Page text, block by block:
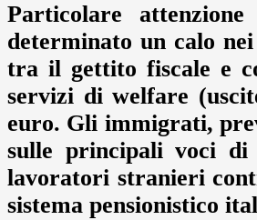
Particolare
determinato un calo
tra il gettito fiscale e
servizi di welfare
euro. Gli immigrati,
sulle principali voci di
lavoratori stranieri
sistema pensionistico